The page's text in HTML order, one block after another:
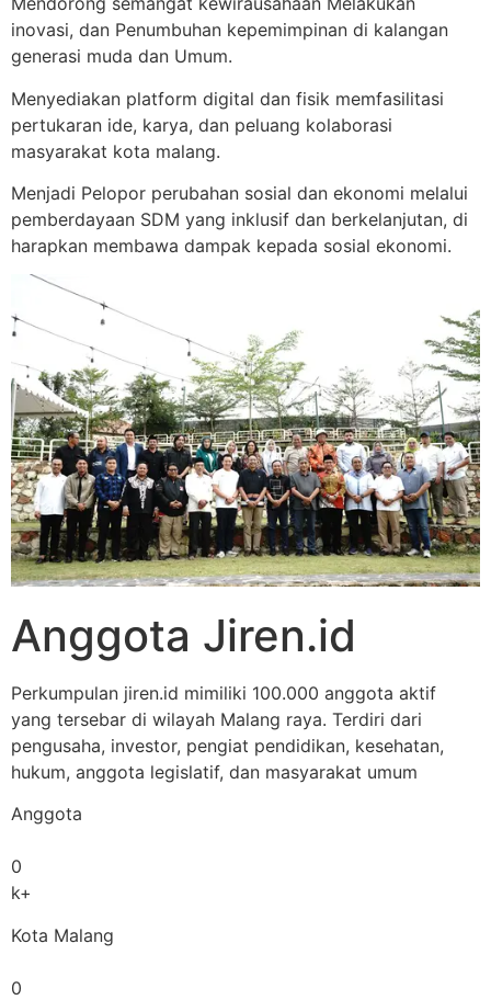
inovasi, dan Penumbuhan kepemimpinan di kalangan
generasi muda dan Umum.
Menyediakan platform digital dan fisik memfasilitasi
pertukaran ide, karya, dan peluang kolaborasi
masyarakat kota malang.
Menjadi Pelopor perubahan sosial dan ekonomi melalui
pemberdayaan SDM yang inklusif dan berkelanjutan, di
harapkan membawa dampak kepada sosial ekonomi.
Anggota Jiren.id
Perkumpulan jiren.id mimiliki 100.000 anggota aktif
yang tersebar di wilayah Malang raya. Terdiri dari
pengusaha, investor, pengiat pendidikan, kesehatan,
hukum, anggota legislatif, dan masyarakat umum
Anggota
0
k+
Kota Malang
0